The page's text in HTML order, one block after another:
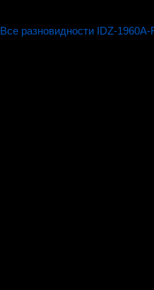
Все разновидности IDZ-1960A-